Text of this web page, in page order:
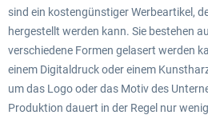
sind ein kostengünstiger Werbeartikel,
hergestellt werden kann. Sie bestehen
verschiedene Formen gelasert werden
einem Digitaldruck oder einem
um das Logo oder das Motiv des
Produktion dauert in der Regel nur